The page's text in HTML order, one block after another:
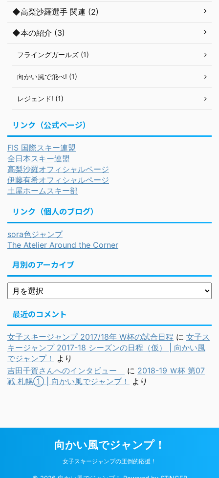
◆高梨沙羅選手 関連 (2)
◆本の紹介 (3)
フライングガールズ (1)
向かい風で飛べ! (1)
レジェンド! (1)
リンク（公式ページ）
FIS 国際スキー連盟
全日本スキー連盟
高梨沙羅オフィシャルページ
伊藤有希オフィシャルページ
土屋ホームスキー部
リンク（個人のブログ）
sora色ジャンプ
The Atelier Around the Corner
月別のアーカイブ
最近のコメント
女子スキージャンプ 2017/18年 W杯の試合日程 に 女子ス
キージャンプ 2017-18 シーズンの日程（仮） | 向かい風
でジャンプ！
より
吉田千賀さんへのインタビュー
に 2018-19 Ｗ杯 第07
戦 札幌① | 向かい風でジャンプ！
より
向かい風でジャンプ！
女子スキージャンプの圧倒的応援！